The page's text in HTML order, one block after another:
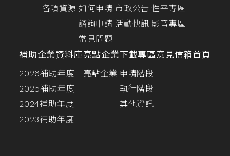
各項資源 如何申請
諮詢申請
常見問題
市政公告
活動快訊
性平專區
影音專區
補助企業資料庫
2026補助年度
2025補助年度
2024補助年度
2023補助年度
亮點企業
亮點企業
下載專區
申請階段
執行階段
其他資訊
意見信箱首頁